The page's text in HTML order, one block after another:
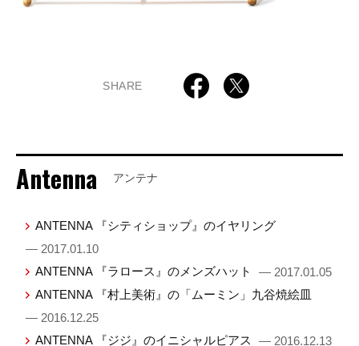
SHARE
Antenna アンテナ
ANTENNA 『シティショップ』のイヤリング
— 2017.01.10
ANTENNA 『ラロース』のメンズハット
— 2017.01.05
ANTENNA 『村上美術』の「ムーミン」九谷焼絵皿
— 2016.12.25
ANTENNA 『ジジ』のイニシャルピアス
— 2016.12.13